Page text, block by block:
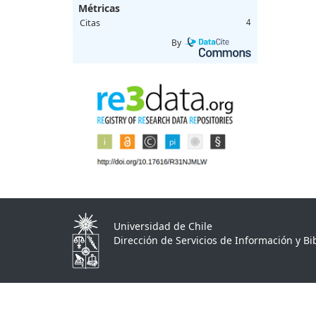
Métricas
Citas 4
By
Universidad de Chile
Dirección de Servicios de Información y